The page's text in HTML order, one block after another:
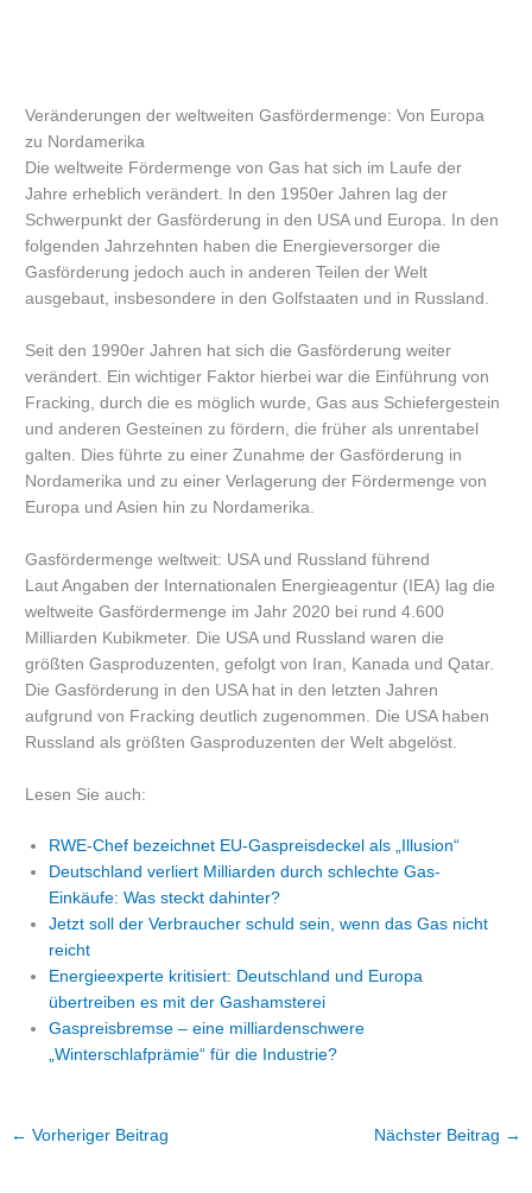
Veränderungen der weltweiten Gasfördermenge: Von Europa
zu Nordamerika
Die weltweite Fördermenge von Gas hat sich im Laufe der
Jahre erheblich verändert. In den 1950er Jahren lag der
Schwerpunkt der Gasförderung in den USA und Europa. In den
folgenden Jahrzehnten haben die Energieversorger die
Gasförderung jedoch auch in anderen Teilen der Welt
ausgebaut, insbesondere in den Golfstaaten und in Russland.
Seit den 1990er Jahren hat sich die Gasförderung weiter
verändert. Ein wichtiger Faktor hierbei war die Einführung von
Fracking, durch die es möglich wurde, Gas aus Schiefergestein
und anderen Gesteinen zu fördern, die früher als unrentabel
galten. Dies führte zu einer Zunahme der Gasförderung in
Nordamerika und zu einer Verlagerung der Fördermenge von
Europa und Asien hin zu Nordamerika.
Gasfördermenge weltweit: USA und Russland führend
Laut Angaben der Internationalen Energieagentur (IEA) lag die
weltweite Gasfördermenge im Jahr 2020 bei rund 4.600
Milliarden Kubikmeter. Die USA und Russland waren die
größten Gasproduzenten, gefolgt von Iran, Kanada und Qatar.
Die Gasförderung in den USA hat in den letzten Jahren
aufgrund von Fracking deutlich zugenommen. Die USA haben
Russland als größten Gasproduzenten der Welt abgelöst.
Lesen Sie auch:
RWE-Chef bezeichnet EU-Gaspreisdeckel als „Illusion“
Deutschland verliert Milliarden durch schlechte Gas-
Einkäufe: Was steckt dahinter?
Jetzt soll der Verbraucher schuld sein, wenn das Gas nicht
reicht
Energieexperte kritisiert: Deutschland und Europa
übertreiben es mit der Gashamsterei
Gaspreisbremse – eine milliardenschwere
„Winterschlafprämie“ für die Industrie?
← Vorheriger Beitrag Nächster Beitrag →